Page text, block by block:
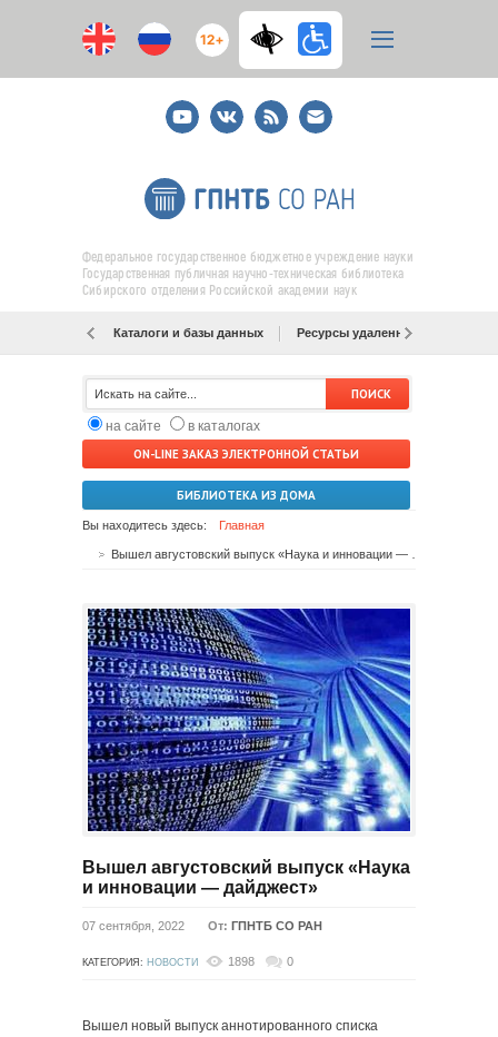
12+
YoutubeВКонтакте
RSS
E-
mail
подписка
Федеральное государственное бюджетное учреждение науки
Государственная публичная научно-техническая библиотека
Сибирского отделения Российской академии наук
Каталоги и базы данных Ресурсы удаленного доступа
на сайте
в каталогах
ON-LINE ЗАКАЗ ЭЛЕКТРОННОЙ СТАТЬИ
БИБЛИОТЕКА ИЗ ДОМА
Вы находитесь здесь: Главная
Вышел августовский выпуск «Наука
и инновации — дайджест»
07 сентября, 2022 От: ГПНТБ СО РАН
КАТЕГОРИЯ: НОВОСТИ 1898 0
Вышел новый выпуск аннотированного списка